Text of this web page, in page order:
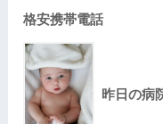
格安携帯電話
昨日の病